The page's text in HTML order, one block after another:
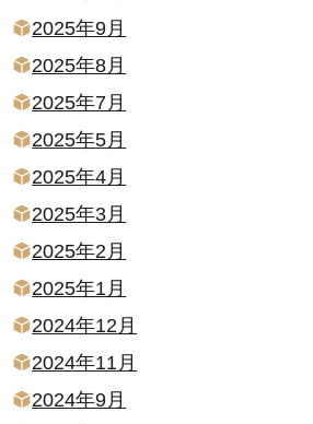
2025年9月
2025年8月
2025年7月
2025年5月
2025年4月
2025年3月
2025年2月
2025年1月
2024年12月
2024年11月
2024年9月